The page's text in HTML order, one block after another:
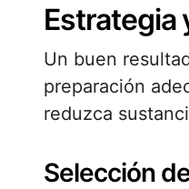
Estrategia
Un buen
preparación
reduzca
Selección